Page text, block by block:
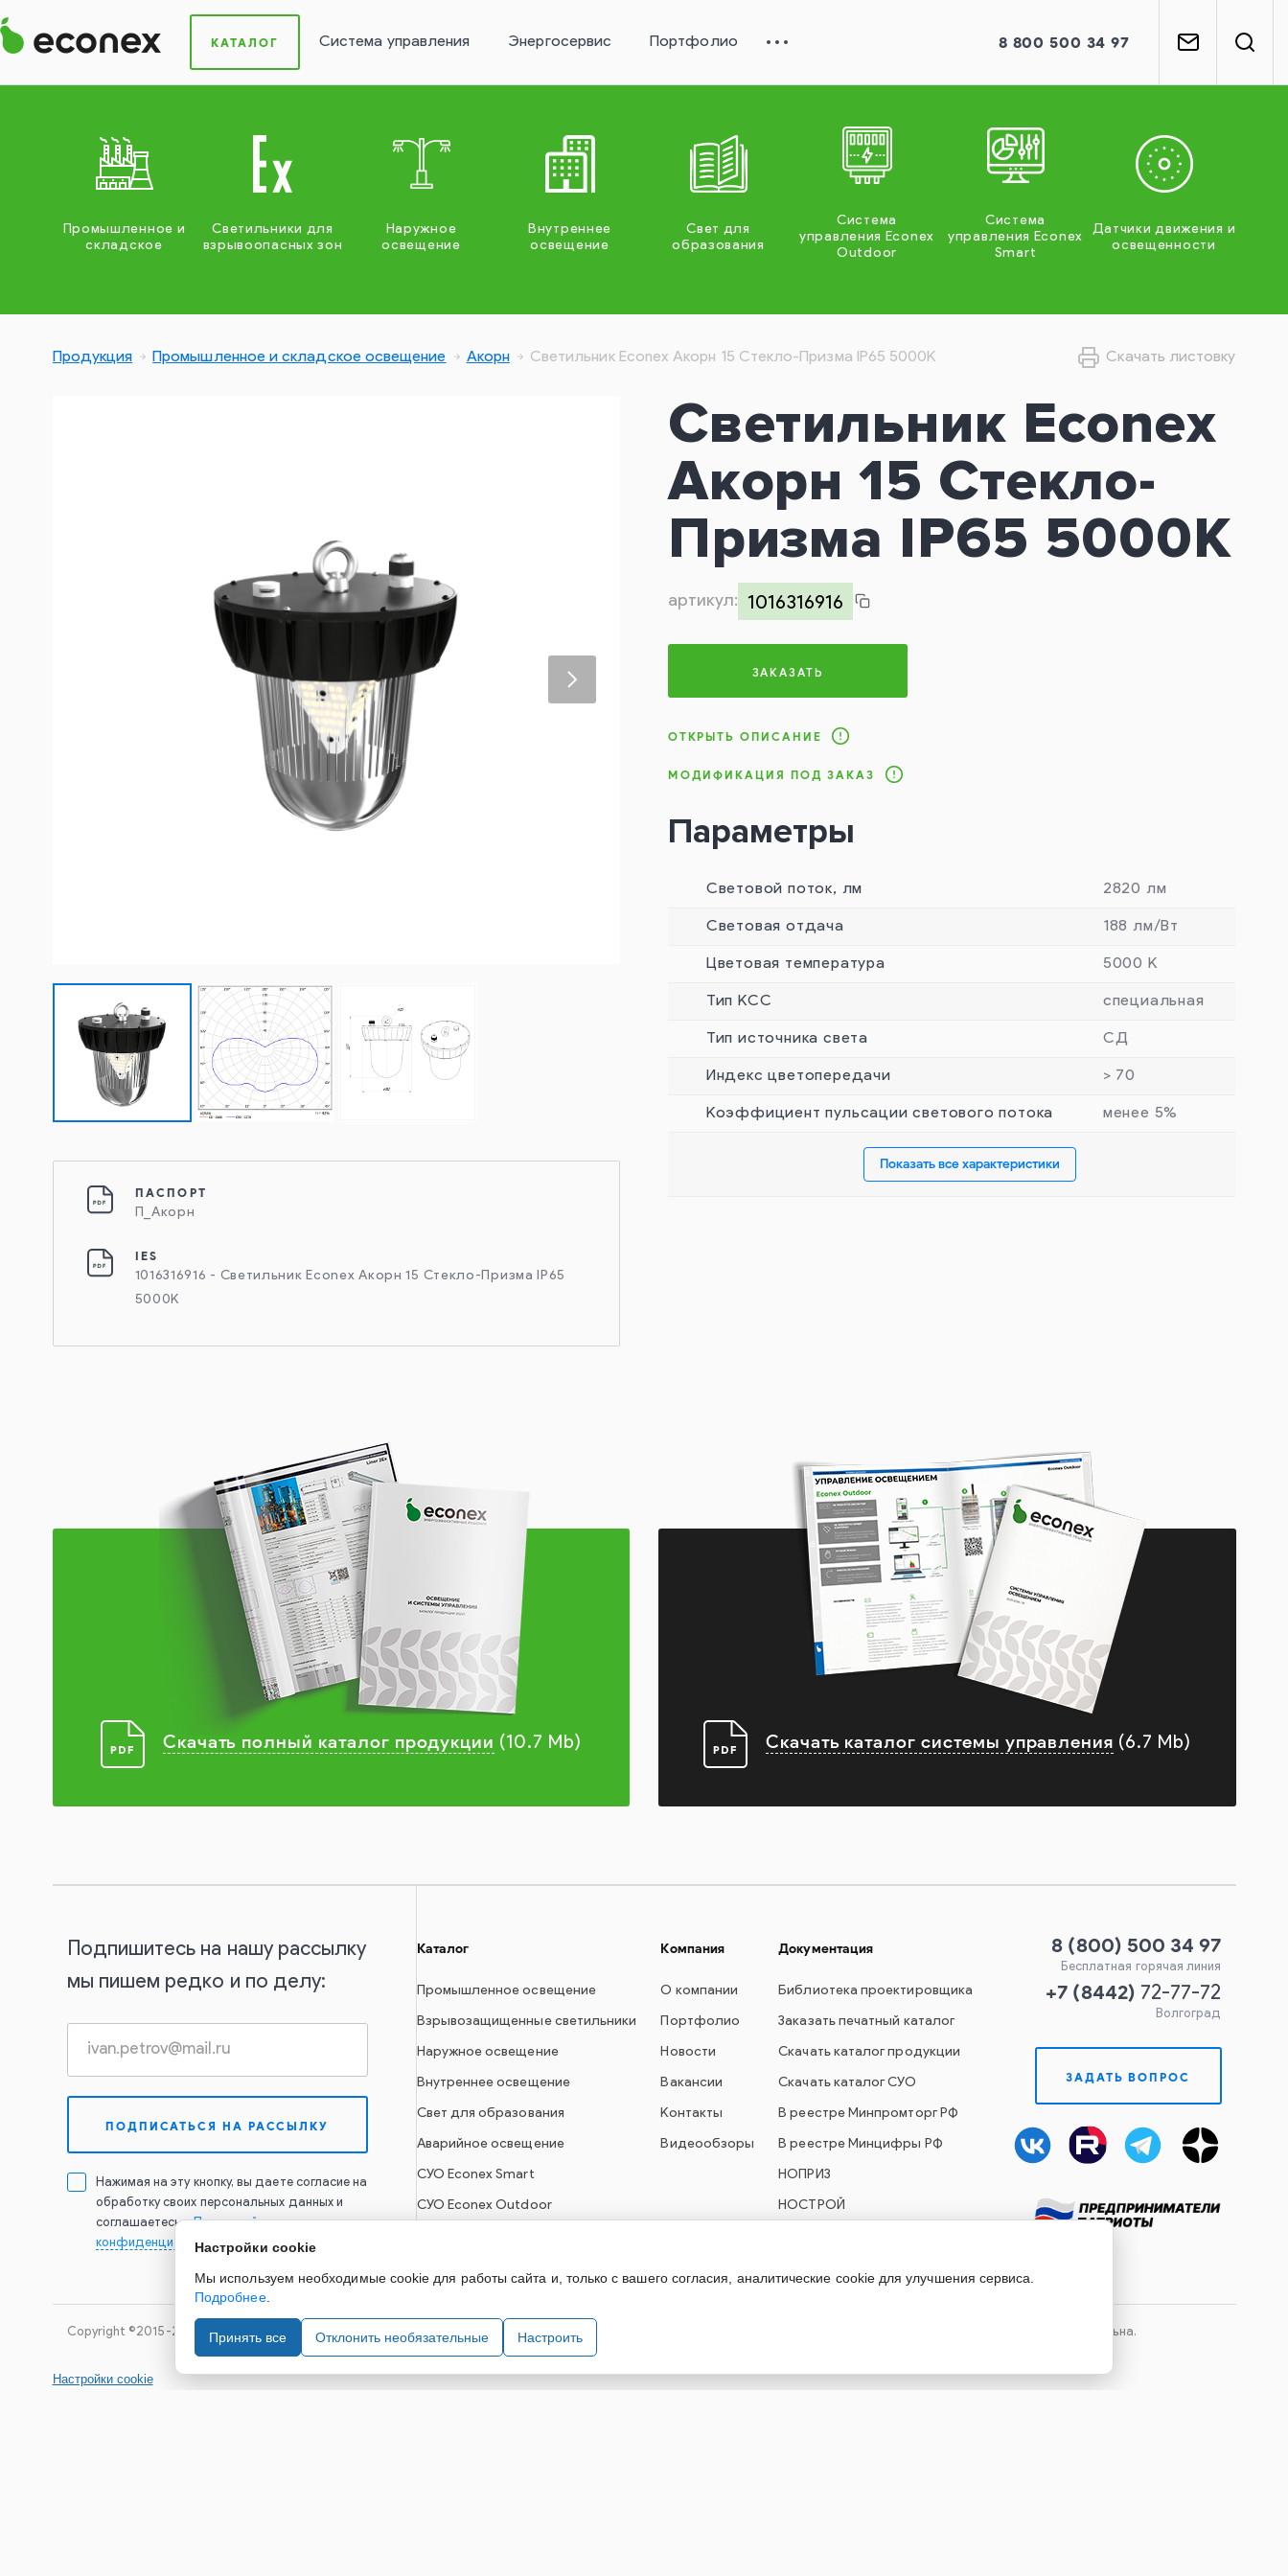
КАТАЛОГ Система управления Энергосервис Портфолио 8 800 500 34 97
Промышленное и
складское
Светильники для
взрывоопасных зон
Наружное
освещение
Внутреннее
освещение
Свет для
образования
Система
управления Econex
Outdoor
Система
управления Econex
Smart
Датчики движения и
освещенности
Продукция Промышленное и складское освещение Акорн Светильник Econex Акорн 15 Стекло-Призма IP65 5000K
ПАСПОРТ
П_Акорн
IES
1016316916 - Светильник Econex Акорн 15 Стекло-Призма IP65
5000K
Скачать листовку
Светильник Econex
Акорн 15 Стекло-
Призма IP65 5000K
артикул: 1016316916
ЗАКАЗАТЬ
ОТКРЫТЬ ОПИСАНИЕ
МОДИФИКАЦИЯ ПОД ЗАКАЗ
Параметры
Световой поток, лм 2820 лм
Световая отдача 188 лм/Вт
Цветовая температура 5000 К
Тип КСС специальная
Тип источника света СД
Индекс цветопередачи > 70
Коэффициент пульсации светового потока менее 5%
Показать все характеристики
Скачать полный каталог продукции (10.7 Mb) Скачать каталог системы управления (6.7 Mb)
Подпишитесь на нашу рассылку
мы пишем редко и по делу:
Нажимая на эту кнопку, вы даете согласие на
обработку своих персональных данных и
соглашаетесь сПолитикой
конфиденциальности
Каталог
Промышленное освещение
Взрывозащищенные светильники
Наружное освещение
Внутреннее освещение
Свет для образования
Аварийное освещение
СУО Econex Smart
СУО Econex Outdoor
Компания
О компании
Портфолио
Новости
Вакансии
Контакты
Видеообзоры
Документация
Библиотека проектировщика
Заказать печатный каталог
Скачать каталог продукции
Скачать каталог СУО
В реестре Минпромторг РФ
В реестре Минцифры РФ
НОПРИЗ
НОСТРОЙ
8 (800) 500 34 97
Бесплатная горячая линия
+7 (8442) 72-77-72
Волгоград
ЗАДАТЬ ВОПРОС
Copyright ©2015-2026. Завод Econex. Производство светотехнического оборудования. При использовании информации и материалов сайта, ссылка на источник обязательна.
Настройки cookie
Настройки cookie
Мы используем необходимые cookie для работы сайта и, только с вашего согласия, аналитические cookie для улучшения сервиса.
Подробнее.
Принять все Отклонить необязательные Настроить